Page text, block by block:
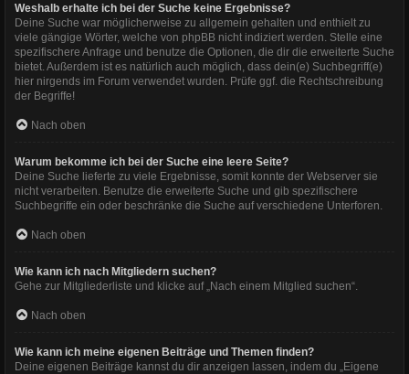
Weshalb erhalte ich bei der Suche keine Ergebnisse?
Deine Suche war möglicherweise zu allgemein gehalten und enthielt zu
viele gängige Wörter, welche von phpBB nicht indiziert werden. Stelle eine
spezifischere Anfrage und benutze die Optionen, die dir die erweiterte Suche
bietet. Außerdem ist es natürlich auch möglich, dass dein(e) Suchbegriff(e)
hier nirgends im Forum verwendet wurden. Prüfe ggf. die Rechtschreibung
der Begriffe!
Nach oben
Warum bekomme ich bei der Suche eine leere Seite?
Deine Suche lieferte zu viele Ergebnisse, somit konnte der Webserver sie
nicht verarbeiten. Benutze die erweiterte Suche und gib spezifischere
Suchbegriffe ein oder beschränke die Suche auf verschiedene Unterforen.
Nach oben
Wie kann ich nach Mitgliedern suchen?
Gehe zur Mitgliederliste und klicke auf „Nach einem Mitglied suchen“.
Nach oben
Wie kann ich meine eigenen Beiträge und Themen finden?
Deine eigenen Beiträge kannst du dir anzeigen lassen, indem du „Eigene